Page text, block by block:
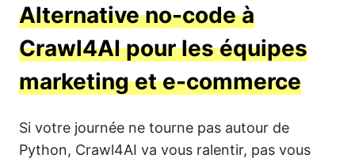
Alternative no-code à
Crawl4AI pour les équipes
marketing et e-commerce
Si votre journée ne tourne pas autour de
Python, Crawl4AI va vous ralentir, pas vous